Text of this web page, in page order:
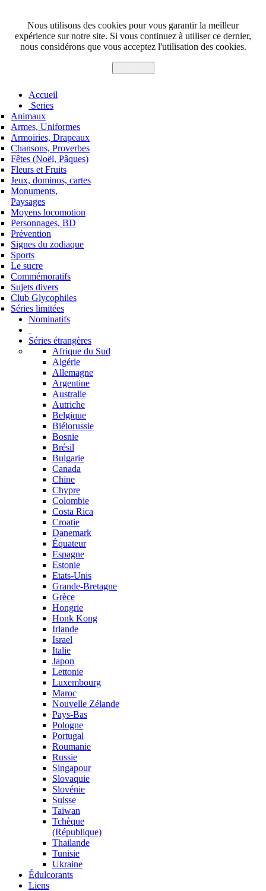
Nous utilisons des cookies pour vous garantir la meilleur
expérience sur notre site. Si vous continuez à utiliser ce dernier,
nous considérons que vous acceptez l'utilisation des cookies.
Accueil
Series
Animaux
Armes, Uniformes
Armoiries, Drapeaux
Chansons, Proverbes
Fêtes (Noël, Pâques)
Fleurs et Fruits
Jeux, dominos, cartes
Monuments,
Paysages
Moyens locomotion
Personnages, BD
Prévention
Signes du zodiaque
Sports
Le sucre
Commémoratifs
Sujets divers
Club Glycophiles
Séries limitées
Nominatifs
Séries étrangères
Afrique du Sud
Algérie
Allemagne
Argentine
Australie
Autriche
Belgique
Biélorussie
Bosnie
Brésil
Bulgarie
Canada
Chine
Chypre
Colombie
Costa Rica
Croatie
Danemark
Équateur
Espagne
Estonie
Etats-Unis
Grande-Bretagne
Grèce
Hongrie
Honk Kong
Irlande
Israel
Italie
Japon
Lettonie
Luxembourg
Maroc
Nouvelle Zélande
Pays-Bas
Pologne
Portugal
Roumanie
Russie
Singapour
Slovaquie
Slovénie
Suisse
Taïwan
Tchèque
(République)
Thailande
Tunisie
Ukraine
Édulcorants
Liens